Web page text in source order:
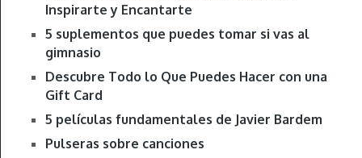
Inspirarte y Encantarte
5 suplementos que puedes tomar si vas al
gimnasio
Descubre Todo lo Que Puedes Hacer con una
Gift Card
5 películas fundamentales de Javier Bardem
Pulseras sobre canciones